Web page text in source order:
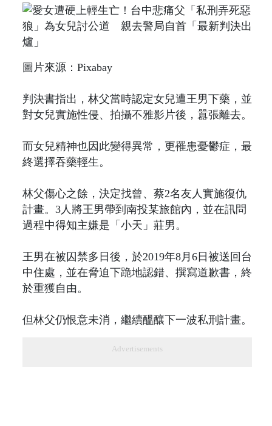
圖片來源：Pixabay
判決書指出，林父當時認定女兒遭王男下藥，並
對女兒實施性侵、拍攝不雅影片後，囂張離去。
而女兒精神也因此變得異常，更罹患憂鬱症，最
終選擇吞藥輕生。
林父傷心之餘，決定找曾、蔡2名友人實施復仇
計畫。3人將王男帶到南投某旅館內，並在訊問
過程中得知主嫌是「小天」莊男。
王男在被囚禁多日後，於2019年8月6日被送回台
中住處，並在脅迫下跪地認錯、撰寫道歉書，終
於重獲自由。
但林父仍恨意未消，繼續醞釀下一波私刑計畫。
Advertisements